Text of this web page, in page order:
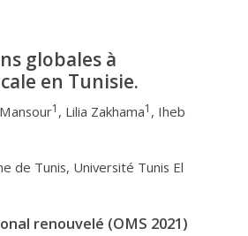
globales à
en Tunisie.
1 , Lilia Zakhama1 , Iheb
de Tunis, Université Tunis El
renouvelé (OMS 2021)